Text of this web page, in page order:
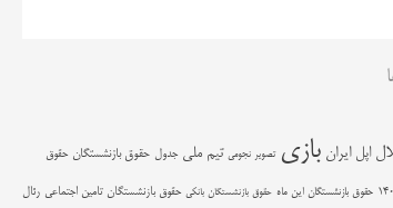
اپل ایران بازی تصویر نجومی تیم ملی جدول حقوق بازنشستگان حقوق
حقوق بازنشستگان این ماه حقوق بازنشستگان بانکی حقوق بازنشستگان تامین اجتماعی رئال